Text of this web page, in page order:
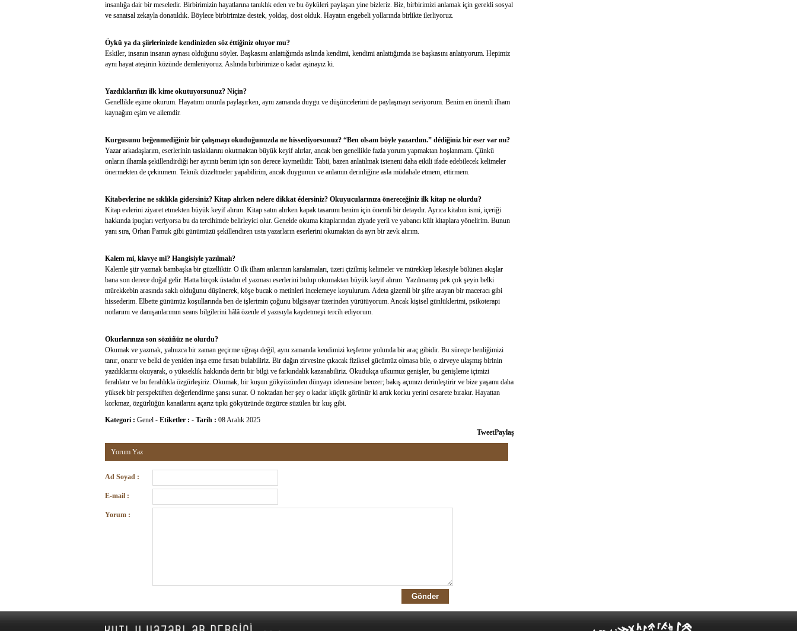
insanlığa dair bir meseledir. Birbirimizin hayatlarına tanıklık eden ve bu öyküleri paylaşan yine bizleriz. Biz, birbirimizi anlamak için gerekli sosyal
ve sanatsal zekayla donatıldık. Böylece birbirimize destek, yoldaş, dost olduk. Hayatın engebeli yollarında birlikte ilerliyoruz.
Öykü ya da şiirlerinizde kendinizden söz éttiğiniz oluyor mu?
Eskiler, insanın insanın aynası olduğunu söyler. Başkasını anlattığımda aslında kendimi, kendimi anlattığımda ise başkasını anlatıyorum. Hepimiz
aynı hayat ateşinin közünde demleniyoruz. Aslında birbirimize o kadar aşinayız ki.
Yazdıklarıñızı ilk kime okutuyorsunuz? Niçin?
Genellikle eşime okurum. Hayatımı onunla paylaşırken, aynı zamanda duygu ve düşüncelerimi de paylaşmayı seviyorum. Benim en önemli ilham
kaynağım eşim ve ailemdir.
Kurgusunu beğenmediğiniz bir çalışmayı okuduğunuzda ne hissediyorsunuz? “Ben olsam böyle yazardım.” dédiğiniz bir eser var mı?
Yazar arkadaşlarım, eserlerinin taslaklarını okutmaktan büyük keyif alırlar, ancak ben genellikle fazla yorum yapmaktan hoşlanmam. Çünkü
onların ilhamla şekillendirdiği her ayrıntı benim için son derece kıymetlidir. Tabii, bazen anlatılmak isteneni daha etkili ifade edebilecek kelimeler
önermekten de çekinmem. Teknik düzeltmeler yapabilirim, ancak duygunun ve anlamın derinliğine asla müdahale etmem, ettirmem.
Kitabevlerine ne sıklıkla gidersiniz? Kitap alırken nelere dikkat édersiniz? Okuyucularınıza önereceğiniz ilk kitap ne olurdu?
Kitap evlerini ziyaret etmekten büyük keyif alırım. Kitap satın alırken kapak tasarımı benim için önemli bir detaydır. Ayrıca kitabın ismi, içeriği
hakkında ipuçları veriyorsa bu da tercihimde belirleyici olur. Genelde okuma kitaplarından ziyade yerli ve yabancı kült kitaplara yönelirim. Bunun
yanı sıra, Orhan Pamuk gibi günümüzü şekillendiren usta yazarların eserlerini okumaktan da ayrı bir zevk alırım.
Kalem mi, klavye mi? Hangisiyle yazılmalı?
Kalemle şiir yazmak bambaşka bir güzelliktir. O ilk ilham anlarının karalamaları, üzeri çizilmiş kelimeler ve mürekkep lekesiyle bölünen akışlar
bana son derece doğal gelir. Hatta birçok üstadın el yazması eserlerini bulup okumaktan büyük keyif alırım. Yazılmamış pek çok şeyin belki
mürekkebin arasında saklı olduğunu düşünerek, köşe bucak o metinleri incelemeye koyulurum. Adeta gizemli bir şifre arayan bir maceracı gibi
hissederim. Elbette günümüz koşullarında ben de işlerimin çoğunu bilgisayar üzerinden yürütüyorum. Ancak kişisel günlüklerimi, psikoterapi
notlarımı ve danışanlarımın seans bilgilerini hâlâ özenle el yazısıyla kaydetmeyi tercih ediyorum.
Okurlarınıza son sözüñüz ne olurdu?
Okumak ve yazmak, yalnızca bir zaman geçirme uğraşı değil, aynı zamanda kendimizi keşfetme yolunda bir araç gibidir. Bu süreçte benliğimizi
tanır, onarır ve belki de yeniden inşa etme fırsatı bulabiliriz. Bir dağın zirvesine çıkacak fiziksel gücümüz olmasa bile, o zirveye ulaşmış birinin
yazdıklarını okuyarak, o yükseklik hakkında derin bir bilgi ve farkındalık kazanabiliriz. Okudukça ufkumuz genişler, bu genişleme içimizi
ferahlatır ve bu ferahlıkla özgürleşiriz. Okumak, bir kuşun gökyüzünden dünyayı izlemesine benzer; bakış açımızı derinleştirir ve bize yaşamı daha
yüksek bir perspektiften değerlendirme şansı sunar. O noktadan her şey o kadar küçük görünür ki artık korku yerini cesarete bırakır. Hayattan
korkmaz, özgürlüğün kanatlarını açarız tıpkı gökyüzünde özgürce süzülen bir kuş gibi.
Kategori : Genel - Etiketler : - Tarih : 08 Aralık 2025
Paylaş
Tweet
Yorum Yaz
Ad Soyad :
E-mail :
Yorum :